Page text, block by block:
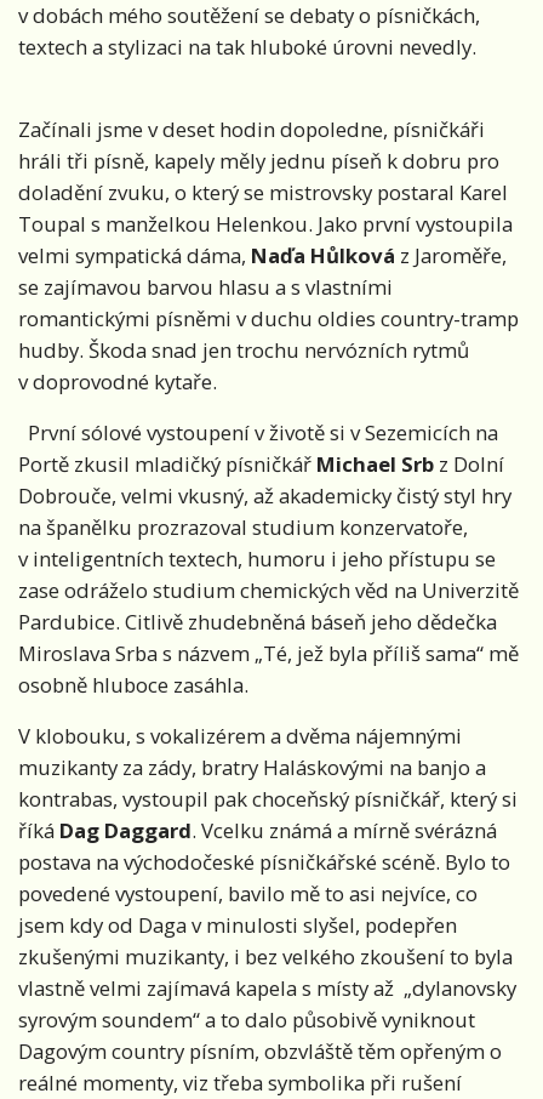
v dobách mého soutěžení se debaty o písničkách,
textech a stylizaci na tak hluboké úrovni nevedly.
Začínali jsme v deset hodin dopoledne, písničkáři
hráli tři písně, kapely měly jednu píseň k dobru pro
doladění zvuku, o který se mistrovsky postaral Karel
Toupal s manželkou Helenkou. Jako první vystoupila
velmi sympatická dáma, Naďa Hůlková z Jaroměře,
se zajímavou barvou hlasu a s vlastními
romantickými písněmi v duchu oldies country-tramp
hudby. Škoda snad jen trochu nervózních rytmů
v doprovodné kytaře.
První sólové vystoupení v životě si v Sezemicích na
Portě zkusil mladičký písničkář Michael Srb z Dolní
Dobrouče, velmi vkusný, až akademicky čistý styl hry
na španělku prozrazoval studium konzervatoře,
v inteligentních textech, humoru i jeho přístupu se
zase odráželo studium chemických věd na Univerzitě
Pardubice. Citlivě zhudebněná báseň jeho dědečka
Miroslava Srba s názvem „Té, jež byla příliš sama“ mě
osobně hluboce zasáhla.
V klobouku, s vokalizérem a dvěma nájemnými
muzikanty za zády, bratry Haláskovými na banjo a
kontrabas, vystoupil pak choceňský písničkář, který si
říká Dag Daggard. Vcelku známá a mírně svérázná
postava na východočeské písničkářské scéně. Bylo to
povedené vystoupení, bavilo mě to asi nejvíce, co
jsem kdy od Daga v minulosti slyšel, podepřen
zkušenými muzikanty, i bez velkého zkoušení to byla
vlastně velmi zajímavá kapela s místy až „dylanovsky
syrovým soundem“ a to dalo působivě vyniknout
Dagovým country písním, obzvláště těm opřeným o
reálné momenty, viz třeba symbolika při rušení